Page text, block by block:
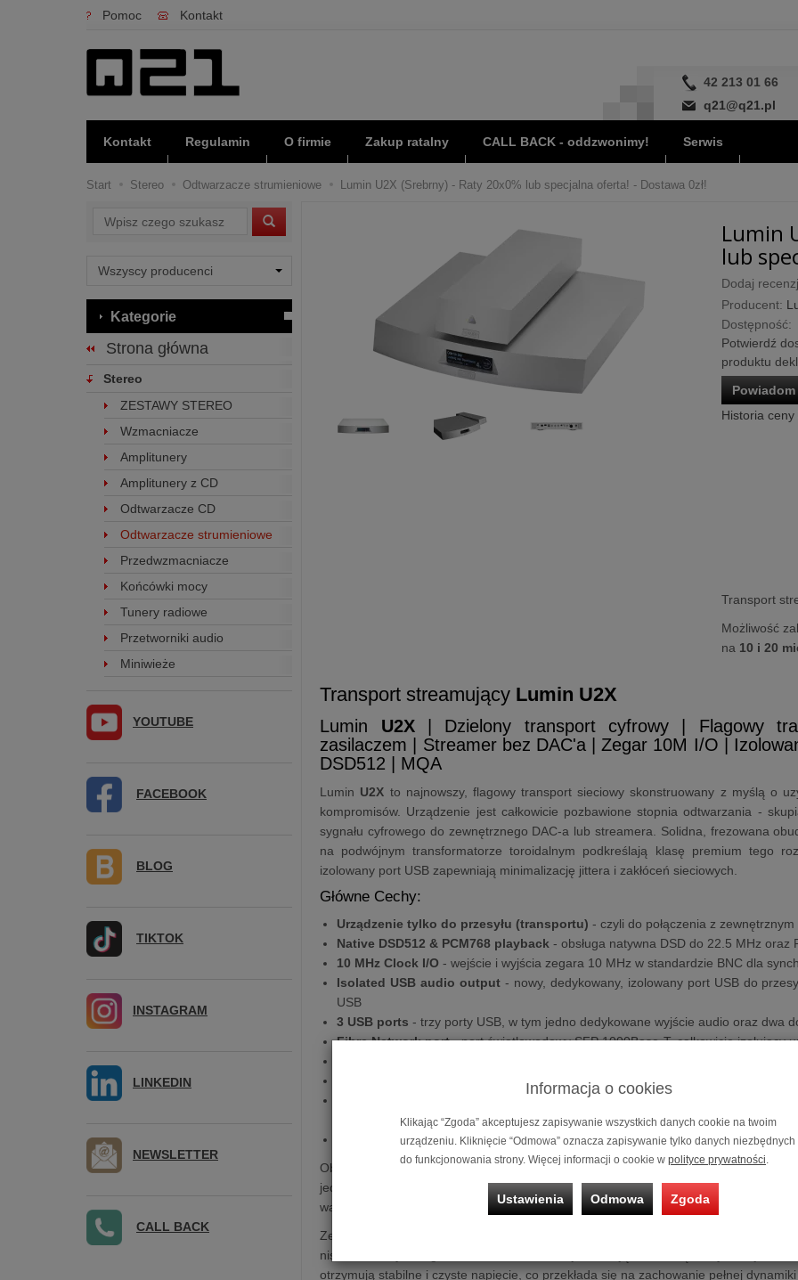
Pomoc Kontakt
42 213 01 66
q21@q21.pl
Kontakt Regulamin O firmie Zakup ratalny CALL BACK - oddzwonimy! Serwis
Start Stereo Odtwarzacze strumieniowe Lumin U2X (Srebrny) - Raty 20x0% lub specjalna oferta! - Dostawa 0zł!
Lumin
lub
Dodaj
Producent:
Dostępność:
Potwierdź
produktu
Historia ceny
Transport
Możliwość
na 10 i 20
Transport streamujący Lumin U2X
Lumin U2X| Dzielony transport cyfrowy | Flagowy
zasilaczem | Streamer bez DAC'a | Zegar 10M I/O |
DSD512 | MQA
Lumin U2X to najnowszy, flagowy transport sieciowy skonstruowany z myślą o
kompromisów. Urządzenie jest całkowicie pozbawione stopnia odtwarzania -
sygnału cyfrowego do zewnętrznego DAC-a lub streamera. Solidna, frezowana
na podwójnym transformatorze toroidalnym podkreślają klasę premium tego
izolowany port USB zapewniają minimalizację jittera i zakłóceń sieciowych.
Główne Cechy:
Urządzenie tylko do przesyłu (transportu) - czyli do połączenia z
Native DSD512 & PCM768 playback - obsługa natywna DSD do 22.5 MHz oraz
10 MHz Clock I/O - wejście i wyjścia zegara 10 MHz w standardzie BNC dla
Isolated USB audio output - nowy, dedykowany, izolowany port USB do
USB
3 USB ports - trzy porty USB, w tym jedno dedykowane wyjście audio oraz dwa
Fibre Network port- port światłowodowy SFP 1000Base-T, całkowicie
- dwa interfejsy sieciowe z
- bezstratna regulacja głośności oparta na innowacyjnym
External dual-toroidal linear power supply
- zewnętrzny zasilacz w
liniowym regulatorem niskoszumowym
Solid CNC chassis- obudowa frezowana z pojedynczego bloku aluminium dla
Obudowa Lumin U2X jest wykonana z jednego kawałka aluminium klasy
jednolite ściany zapewniają niezwykłą sztywność i izolację od drgań, dzięki
warunkach, minimalizując mikrowibracje mogące wpłynąć na precyzję transmisji
Zewnętrzny zasilacz liniowy, również w obudowie CNC, oparto na
niskoszumowym regulatorem. Osobne sekcje zasilające dla części cyfrowej i
otrzymują stabilne i czyste napięcie, co przekłada się na zachowanie pełnej
Wyszukaj
Kategorie
Strona główna
Stereo
ZESTAWY STEREO
Wzmacniacze
Amplitunery
Amplitunery z CD
Odtwarzacze CD
Odtwarzacze strumieniowe
Przedwzmacniacze
Końcówki mocy
Tunery radiowe
Przetworniki audio
Miniwieże
YOUTUBE
FACEBOOK
BLOG
TIKTOK
INSTAGRAM
LINKEDIN
NEWSLETTER
CALL BACK
Informacja o cookies
Klikając “Zgoda” akceptujesz zapisywanie wszystkich danych cookie na twoim
urządzeniu. Kliknięcie “Odmowa” oznacza zapisywanie tylko danych niezbędnych
do funkcjonowania strony. Więcej informacji o cookie w polityce prywatności.
Ustawienia Odmowa Zgoda